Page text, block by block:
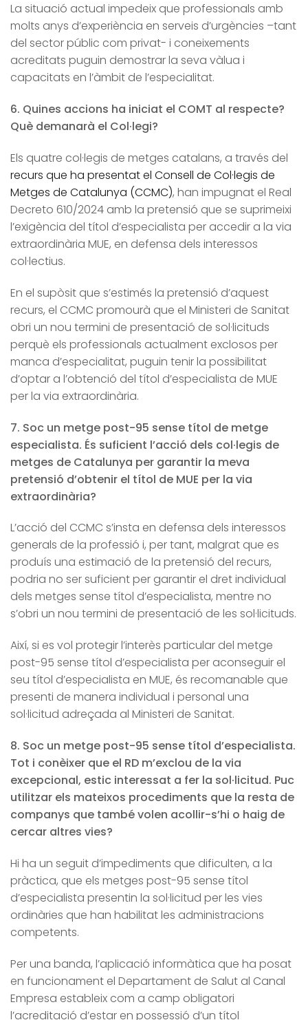
La situació actual impedeix que professionals amb
molts anys d’experiència en serveis d’urgències –tant
del sector públic com privat- i coneixements
acreditats puguin demostrar la seva vàlua i
capacitats en l’àmbit de l’especialitat.
6. Quines accions ha iniciat el COMT al respecte?
Què demanarà el Col·legi?
Els quatre col·legis de metges catalans, a través del
recurs que ha presentat el Consell de Col·legis de
Metges de Catalunya (CCMC), han impugnat el Real
Decreto 610/2024 amb la pretensió que se suprimeixi
l’exigència del títol d’especialista per accedir a la via
extraordinària MUE, en defensa dels interessos
col·lectius.
En el supòsit que s’estimés la pretensió d’aquest
recurs, el CCMC promourà que el Ministeri de Sanitat
obri un nou termini de presentació de sol·licituds
perquè els professionals actualment exclosos per
manca d’especialitat, puguin tenir la possibilitat
d’optar a l’obtenció del títol d’especialista de MUE
per la via extraordinària.
7. Soc un metge post-95 sense títol de metge
especialista. És suficient l’acció dels col·legis de
metges de Catalunya per garantir la meva
pretensió d’obtenir el títol de MUE per la via
extraordinària?
L’acció del CCMC s’insta en defensa dels interessos
generals de la professió i, per tant, malgrat que es
produís una estimació de la pretensió del recurs,
podria no ser suficient per garantir el dret individual
dels metges sense títol d’especialista, mentre no
s’obri un nou termini de presentació de les sol·licituds.
Així, si es vol protegir l’interès particular del metge
post-95 sense títol d’especialista per aconseguir el
seu títol d’especialista en MUE, és recomanable que
presenti de manera individual i personal una
sol·licitud adreçada al Ministeri de Sanitat.
8. Soc un metge post-95 sense títol d’especialista.
Tot i conèixer que el RD m’exclou de la via
excepcional, estic interessat a fer la sol·licitud. Puc
utilitzar els mateixos procediments que la resta de
companys que també volen acollir-s’hi o haig de
cercar altres vies?
Hi ha un seguit d’impediments que dificulten, a la
pràctica, que els metges post-95 sense títol
d’especialista presentin la sol·licitud per les vies
ordinàries que han habilitat les administracions
competents.
Per una banda, l’aplicació informàtica que ha posat
en funcionament el Departament de Salut al Canal
Empresa estableix com a camp obligatori
l’acreditació d’estar en possessió d’un títol